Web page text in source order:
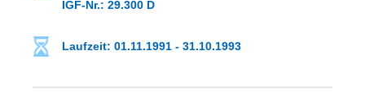
IGF-Nr.: 29.300 D
Laufzeit: 01.11.1991 - 31.10.1993